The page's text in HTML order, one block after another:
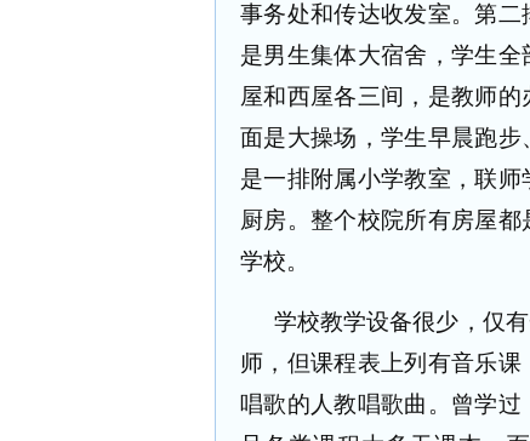
事务处和传达收发室。第
是男生集体大宿舍，学生
屋和西屋各三间，是教师
面是大操场，学生早晨跑
是一排附属小学教室，联
厨房。整个校院所有房屋
学校。
学校教学设备很少，仅
师，但课程表上列有音乐
唱歌的人教唱歌曲。曾学